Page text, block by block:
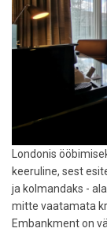
Londonis
keeruline, sest
ja kolmandaks -
mitte vaatamata
Embankment on